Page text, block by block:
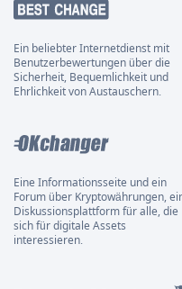
Ein beliebter Internetdienst mit
Benutzerbewertungen über die
Sicherheit, Bequemlichkeit und
Ehrlichkeit von Austauschern.
Eine Informationsseite und ein
Forum über Kryptowährungen,
Diskussionsplattform für alle, die
sich für digitale Assets
interessieren.